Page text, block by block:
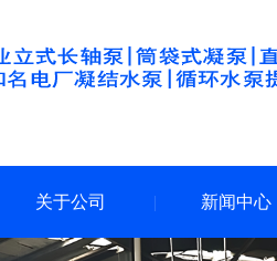
关于公司 新闻中心